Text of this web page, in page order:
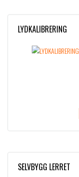
LYDKALIBRERING
SELVBYGG LERRET